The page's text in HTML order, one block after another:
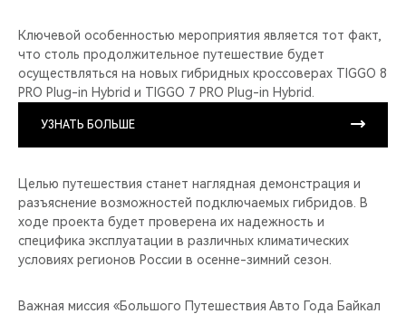
Ключевой особенностью мероприятия является тот факт,
что столь продолжительное путешествие будет
осуществляться на новых гибридных кроссоверах TIGGO 8
PRO Plug-in Hybrid и TIGGO 7 PRO Plug-in Hybrid.
УЗНАТЬ БОЛЬШЕ
Целью путешествия станет наглядная демонстрация и
разъяснение возможностей подключаемых гибридов. В
ходе проекта будет проверена их надежность и
специфика эксплуатации в различных климатических
условиях регионов России в осенне-зимний сезон.
Важная миссия «Большого Путешествия Авто Года Байкал